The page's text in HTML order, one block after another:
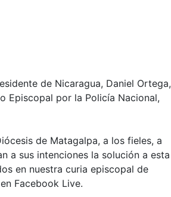
de Nicaragua, Daniel Ortega,
Episcopal por la Policía Nacional,
de Matagalpa, a los fieles, a
a sus intenciones la solución a esta
en nuestra curia episcopal de
Facebook Live.